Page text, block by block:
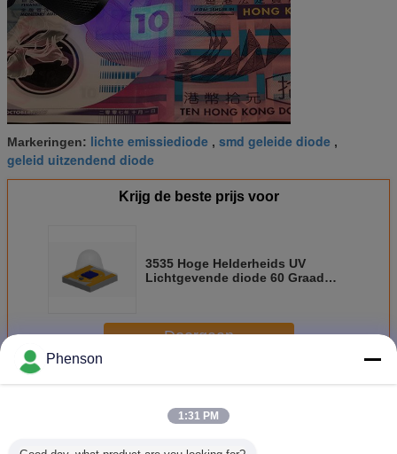
Markeringen: lichte emissiediode , smd geleide diode ,
geleid uitzendend diode
Krijg de beste prijs voor
3535 Hoge Helderheids UV
Lichtgevende diode 60 Graad
Doorgaan
MeerSmd geleide diode
Phenson
1:31 PM